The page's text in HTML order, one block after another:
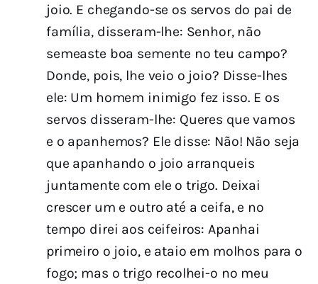
joio. E chegando-se os servos do pai de
família, disseram-lhe: Senhor, não
semeaste boa semente no teu campo?
Donde, pois, lhe veio o joio? Disse-lhes
ele: Um homem inimigo fez isso. E os
servos disseram-lhe: Queres que vamos
e o apanhemos? Ele disse: Não! Não seja
que apanhando o joio arranqueis
juntamente com ele o trigo. Deixai
crescer um e outro até a ceifa, e no
tempo direi aos ceifeiros: Apanhai
primeiro o joio, e ataio em molhos para o
fogo; mas o trigo recolhei-o no meu